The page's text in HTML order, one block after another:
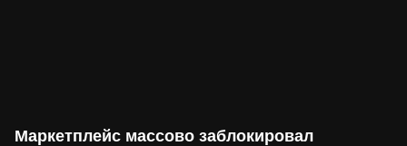
Маркетплейс массово заблокировал